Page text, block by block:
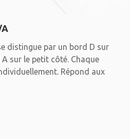
A
distingue par un bord D sur
sur le petit côté. Chaque
Répond aux